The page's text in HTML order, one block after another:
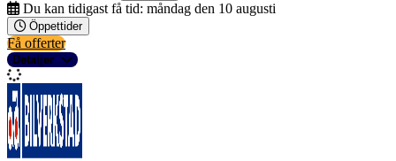
Du kan tidigast få tid: måndag den 10 augusti
Öppettider
Få offerter
Detaljer